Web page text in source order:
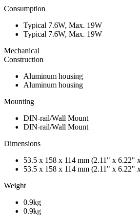
Consumption
Typical 7.6W, Max. 19W
Typical 7.6W, Max. 19W
Mechanical
Construction
Aluminum housing
Aluminum housing
Mounting
DIN-rail/Wall Mount
DIN-rail/Wall Mount
Dimensions
53.5 x 158 x 114 mm (2.11" x 6.22"
53.5 x 158 x 114 mm (2.11" x 6.22"
Weight
0.9kg
0.9kg